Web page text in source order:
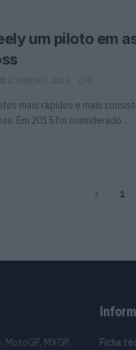
um piloto em
2 JANEIRO, 2016 0
mais rápidos e mais
Em 2015 foi considerado ...
1
MXGP, Ficha